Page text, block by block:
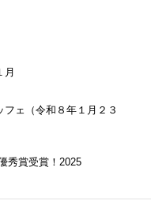
月
ェ（令和８年１月２３
秀賞受賞！2025